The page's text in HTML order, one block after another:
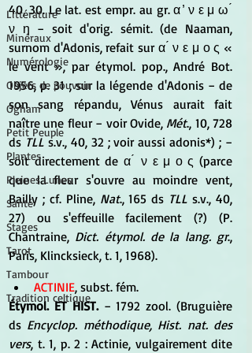
Littérature
Minéraux
Numérologie
Objets de pouvoir
Ogham
Petit Peuple
Plantes
Pleines Lunes
Santé
Stages
Tarot
Tambour
Tradition celtique
40, 30. Le lat. est empr. au gr. α ̓ ν ε μ ω ́
ν η − soit d'orig. sémit. (de Naaman,
surnom d'Adonis, refait sur α ́ ν ε μ ο ς «
le vent », par étymol. pop., André Bot.
1956, p. 31 ; sur la légende d'Adonis − de
son sang répandu, Vénus aurait fait
naître une fleur − voir Ovide, Mét., 10, 728
ds TLL s.v., 40, 32 ; voir aussi adonis*) ; −
soit directement de α ́ ν ε μ ο ς (parce
que la fleur s'ouvre au moindre vent,
Bailly ; cf. Pline, Nat., 165 ds TLL s.v., 40,
27) ou s'effeuille facilement (?) (P.
Chantraine, Dict. étymol. de la lang. gr.,
Paris, Klincksieck, t. 1, 1968).
ACTINIE, subst. fém.
Étymol. ET HIST. − 1792 zool. (Bruguière
ds Encyclop. méthodique, Hist. nat. des
vers, t. 1, p. 2 : Actinie, vulgairement dite